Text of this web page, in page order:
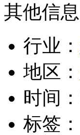
其他信息
行业：
地区：
时间：
标签：